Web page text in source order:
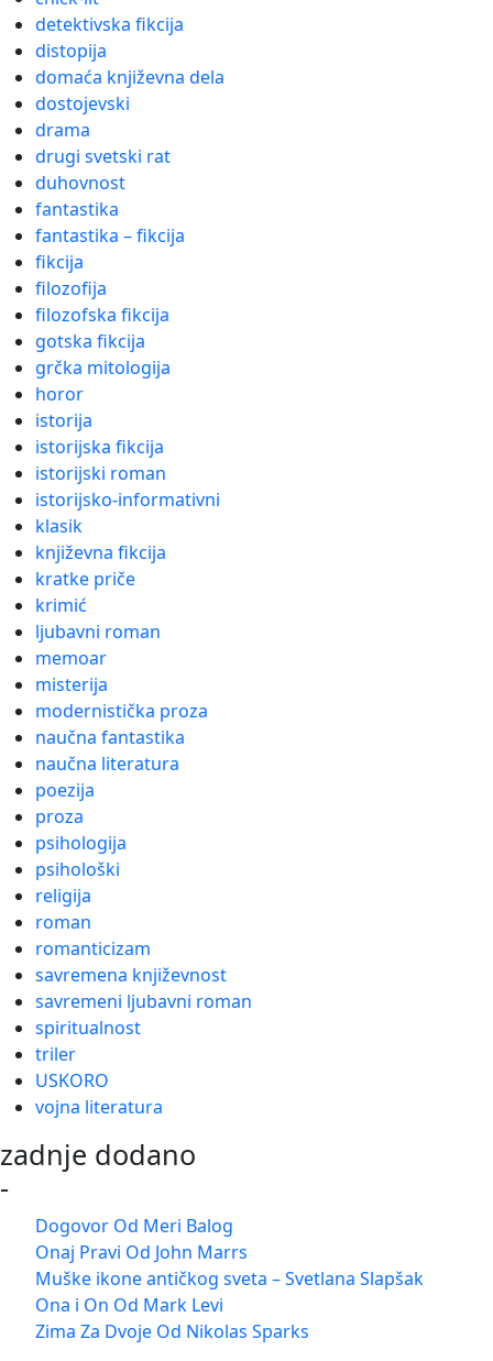
detektivska fikcija
distopija
domaća književna dela
dostojevski
drama
drugi svetski rat
duhovnost
fantastika
fantastika – fikcija
fikcija
filozofija
filozofska fikcija
gotska fikcija
grčka mitologija
horor
istorija
istorijska fikcija
istorijski roman
istorijsko-informativni
klasik
književna fikcija
kratke priče
krimić
ljubavni roman
memoar
misterija
modernistička proza
naučna fantastika
naučna literatura
poezija
proza
psihologija
psihološki
religija
roman
romanticizam
savremena književnost
savremeni ljubavni roman
spiritualnost
triler
USKORO
vojna literatura
zadnje dodano
-
Dogovor Od Meri Balog
Onaj Pravi Od John Marrs
Muške ikone antičkog sveta – Svetlana Slapšak
Ona i On Od Mark Levi
Zima Za Dvoje Od Nikolas Sparks